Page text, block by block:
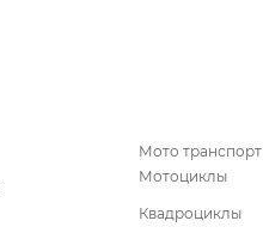
Мото транспорт
Мотоциклы
Квадроциклы